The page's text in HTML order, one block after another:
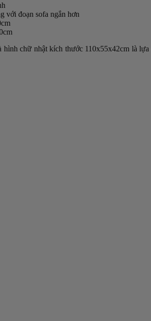
với đoạn sofa ngắn hơn
chữ nhật kích thước 110x55x42cm là